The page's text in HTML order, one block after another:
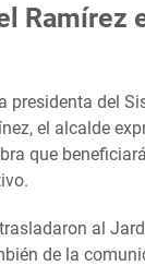
Ramírez
presidenta del
el alcalde
que
al
de la